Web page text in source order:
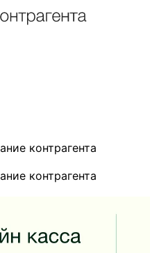
контрагента
контрагента